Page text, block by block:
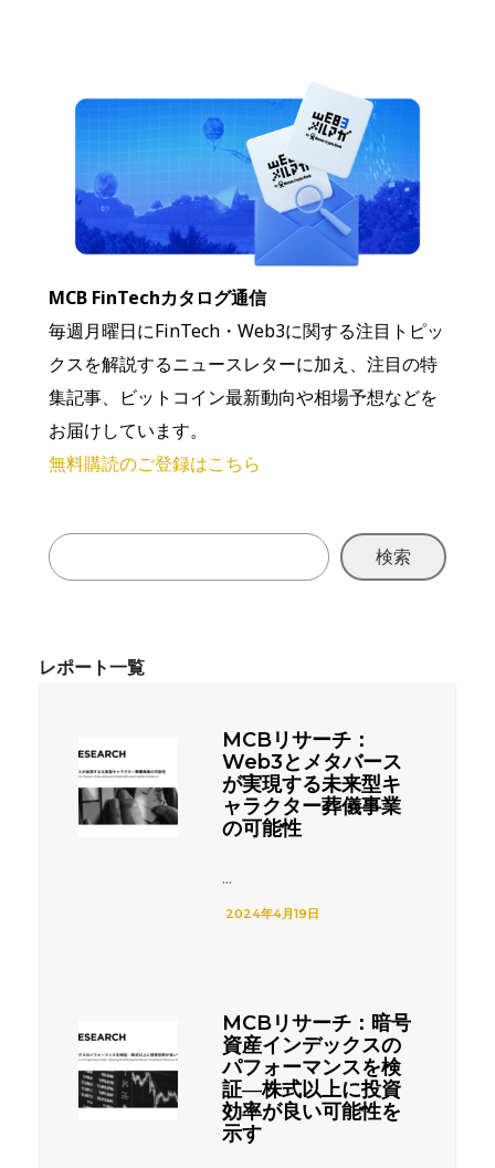
MCB FinTechカタログ通信
毎週月曜日にFinTech・Web3に関する注目トピッ
クスを解説するニュースレターに加え、注目の特
集記事、ビットコイン最新動向や相場予想などを
お届けしています。
無料購読のご登録はこちら
検索
MCBリサーチ：
Web3とメタバース
が実現する未来型キ
ャラクター葬儀事業
の可能性
...
2024年4月19日
MCBリサーチ：暗号
資産インデックスの
パフォーマンスを検
証―株式以上に投資
効率が良い可能性を
示す